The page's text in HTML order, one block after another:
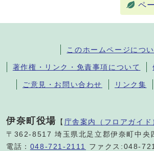
ペ
このホームページにつ
著作権・リンク・免責事項について
ご意見・お問い合わせ リンク集
伊奈町役場 【 庁舎案内（フロアガイド
〒362-8517 埼玉県北足立郡伊奈町中央
電話： 048-721-2111
ファクス:048-